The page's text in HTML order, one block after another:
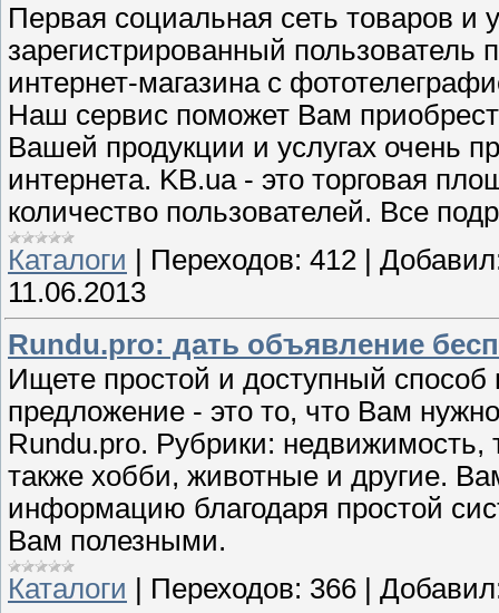
Первая социальная сеть товаров и
зарегистрированный пользователь
интернет-магазина с
Наш сервис поможет Вам
Вашей продукции и услугах очень
интернета. KB.ua - это торговая
количество пользователей. Все
Каталоги
Переходов: 412
11.06.2013
Rundu.pro: дать объявление
Ищете простой и доступный
предложение - это то, что Вам
Rundu.pro. Рубрики: недвижимость,
также хобби, животные и другие.
информацию благодаря простой
Вам полезными.
Каталоги
Переходов: 366